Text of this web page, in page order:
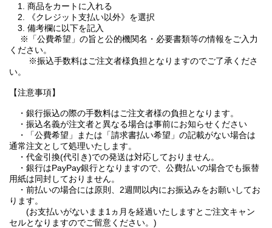
1. 商品をカートに入れる
2. 《クレジット支払い以外》を選択
3. 備考欄に以下を記入
※「公費希望」の旨と公的機関名・必要書類等の情報をご入力
ください。
※振込手数料はご注文者様負担となりますのでご了承くださ
い。
【注意事項】
・銀行振込の際の手数料はご注文者様の負担となります。
・振込名義が注文者と異なる場合は事前にお知らせください
・「公費希望」または「請求書払い希望」の記載がない場合は
通常注文として処理いたします。
・代金引換(代引き)での発送は対応しておりません。
・銀行はPayPay銀行となりますので、公費払いの場合でも振替
用紙は同封しておりません。
・前払いの場合には原則、2週間以内にお振込みをお願いしてお
ります。
(お支払いがないまま1ヵ月を経過いたしますとご注文キャン
セルとなりますのでご留意ください。)